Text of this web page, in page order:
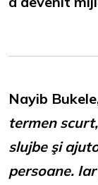
Nayib
termen
slujbe şi
persoane.